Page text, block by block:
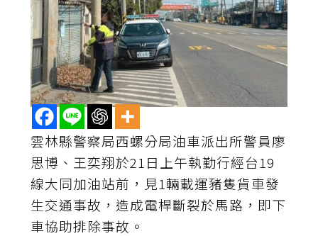
雲林縣警察局西螺分局油車派出所警員廖
思博、王奕翔於21日上午執勤行經台19
線大同加油站前，見1輛載運豬隻貨車發
生交通事故，造成電桿斷裂於馬路，即下
車協助排除事故。